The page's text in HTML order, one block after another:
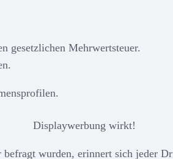
gesetzlichen Mehrwertsteuer.
Displaywerbung wirkt!
wurden, erinnert sich jeder